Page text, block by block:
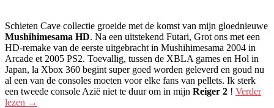
Schieten Cave collectie groeide met de komst van mijn gloednieuwe
Mushihimesama HD. Na een uitstekend Futari, Grot ons met een
HD-remake van de eerste uitgebracht in Mushihimesama 2004 in
Arcade et 2005 PS2. Toevallig, tussen de XBLA games en Hol in
Japan, la Xbox 360 begint super goed worden geleverd en goud nu
al een van de consoles moeten voor elke fans van pellets. Ik sterk
een tweede console Azië niet te duur om in mijn Reiger 2 ! Verder
lezen →